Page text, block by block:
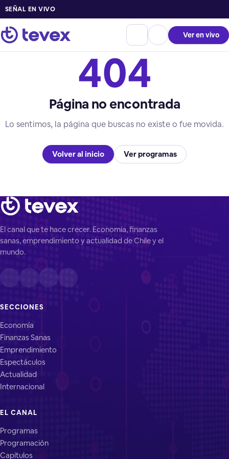
SEÑAL EN VIVO
Ver en vivo
404
Página no encontrada
Lo sentimos, la página que buscas no existe o fue movida.
Volver al inicio Ver programas
El canal que te hace crecer. Economía, finanzas
sanas, emprendimiento y actualidad de Chile y el
mundo.
SECCIONES
Economía
Finanzas Sanas
Emprendimiento
Espectáculos
Actualidad
Internacional
EL CANAL
Programas
Programación
Capítulos